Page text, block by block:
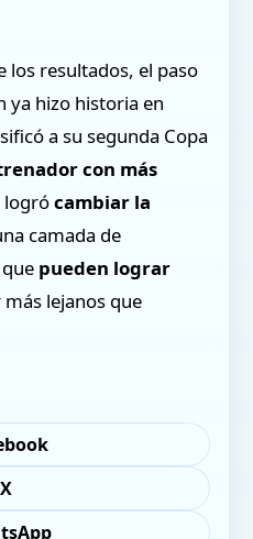
los resultados, el paso
ya hizo historia en
a su segunda Copa
con más
logrócambiar la
camada de
pueden lograr
más lejanos que
X